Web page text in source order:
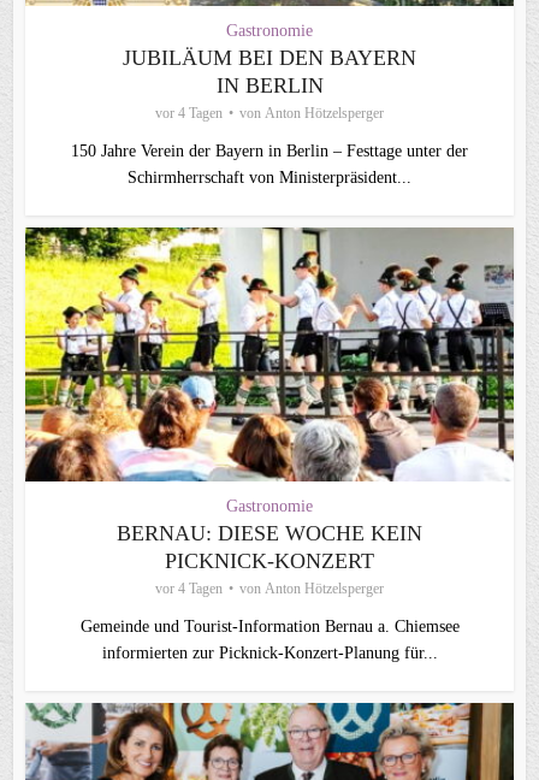
Gastronomie
JUBILÄUM BEI DEN BAYERN
IN BERLIN
vor 4 Tagen von Anton Hötzelsperger
150 Jahre Verein der Bayern in Berlin – Festtage unter der
Schirmherrschaft von Ministerpräsident...
Gastronomie
BERNAU: DIESE WOCHE KEIN
PICKNICK-KONZERT
vor 4 Tagen von Anton Hötzelsperger
Gemeinde und Tourist-Information Bernau a. Chiemsee
informierten zur Picknick-Konzert-Planung für...